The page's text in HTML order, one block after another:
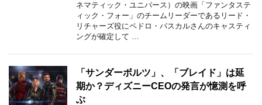
ネマティック・ユニバース）の映画「ファンタステ
ィック・フォー」のチームリーダーであるリード・
リチャーズ役にペドロ・パスカルさんのキャスティ
ングが確定して …
「サンダーボルツ」、「ブレイド」は延
期か？ディズニーCEOの発言が憶測を呼
ぶ